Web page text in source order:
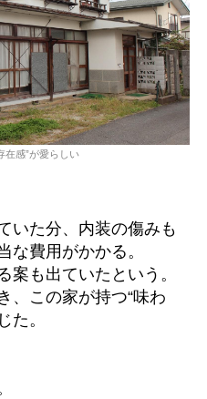
在感”が愛らしい
いた分、内装の傷みも
な費用がかかる。
案も出ていたという。
、この家が持つ“味わ
た。